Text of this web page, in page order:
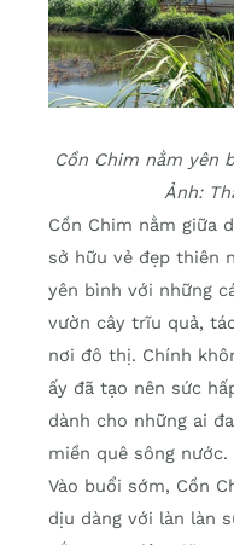
Cồn Chim nằm yên
Ảnh:
Cồn Chim nằm giữa
sở hữu vẻ đẹp thiên
yên bình với những
vườn cây trĩu quả,
nơi đô thị. Chính
ấy đã tạo nên sức
dành cho những ai
miền quê sông nước.
Vào buổi sớm, Cồn
dịu dàng với làn làn